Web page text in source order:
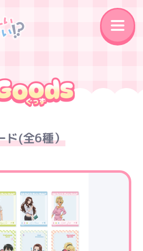
Story
Staff&Cast
Movie
ド(全6種）